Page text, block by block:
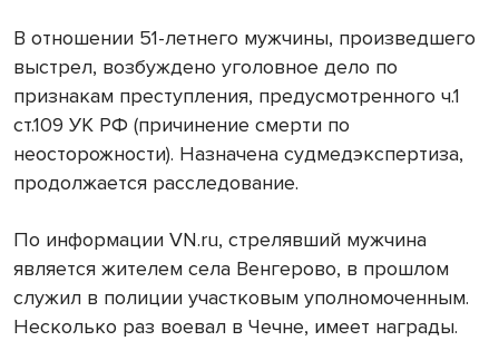
В отношении 51-летнего мужчины, произведшего
выстрел, возбуждено уголовное дело по
признакам преступления, предусмотренного ч.1
ст.109 УК РФ (причинение смерти по
неосторожности). Назначена судмедэкспертиза,
продолжается расследование.
По информации VN.ru, стрелявший мужчина
является жителем села Венгерово, в прошлом
служил в полиции участковым уполномоченным.
Несколько раз воевал в Чечне, имеет награды.